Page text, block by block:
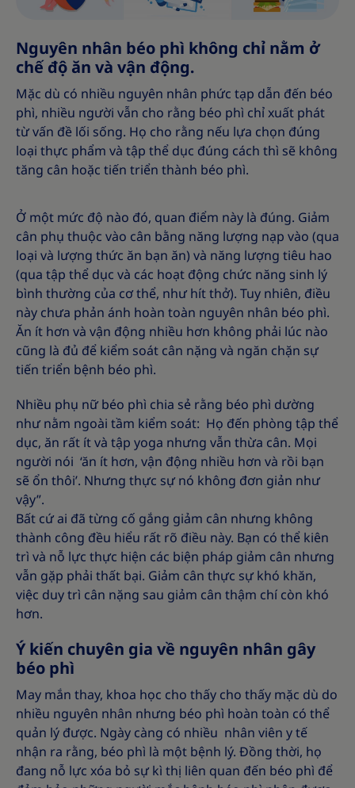
Nguyên nhân béo phì không chỉ nằm ở
chế độ ăn và vận động.
Mặc dù có nhiều nguyên nhân phức tạp dẫn đến béo
phì, nhiều người vẫn cho rằng béo phì chỉ xuất phát
từ vấn đề lối sống. Họ cho rằng nếu lựa chọn đúng
loại thực phẩm và tập thể dục đúng cách thì sẽ không
tăng cân hoặc tiến triển thành béo phì.
Ở một mức độ nào đó, quan điểm này là đúng. Giảm
cân phụ thuộc vào cân bằng năng lượng nạp vào (qua
loại và lượng thức ăn bạn ăn) và năng lượng tiêu hao
(qua tập thể dục và các hoạt động chức năng sinh lý
bình thường của cơ thể, như hít thở). Tuy nhiên, điều
này chưa phản ánh hoàn toàn nguyên nhân béo phì.
Ăn ít hơn và vận động nhiều hơn không phải lúc nào
cũng là đủ để kiểm soát cân nặng và ngăn chặn sự
tiến triển bệnh béo phì.
Nhiều phụ nữ béo phì chia sẻ rằng béo phì dường
như nằm ngoài tầm kiểm soát: Họ đến phòng tập thể
dục, ăn rất ít và tập yoga nhưng vẫn thừa cân. Mọi
người nói ‘ăn ít hơn, vận động nhiều hơn và rồi bạn
sẽ ổn thôi’. Nhưng thực sự nó không đơn giản như
vậy”.
Bất cứ ai đã từng cố gắng giảm cân nhưng không
thành công đều hiểu rất rõ điều này. Bạn có thể kiên
trì và nỗ lực thực hiện các biện pháp giảm cân nhưng
vẫn gặp phải thất bại. Giảm cân thực sự khó khăn,
việc duy trì cân nặng sau giảm cân thậm chí còn khó
hơn.
Ý kiến chuyên gia về nguyên nhân gây
béo phì
May mắn thay, khoa học cho thấy cho thấy mặc dù do
nhiều nguyên nhân nhưng béo phì hoàn toàn có thể
quản lý được. Ngày càng có nhiều nhân viên y tế
nhận ra rằng, béo phì là một bệnh lý. Đồng thời, họ
đang nỗ lực xóa bỏ sự kì thị liên quan đến béo phì để